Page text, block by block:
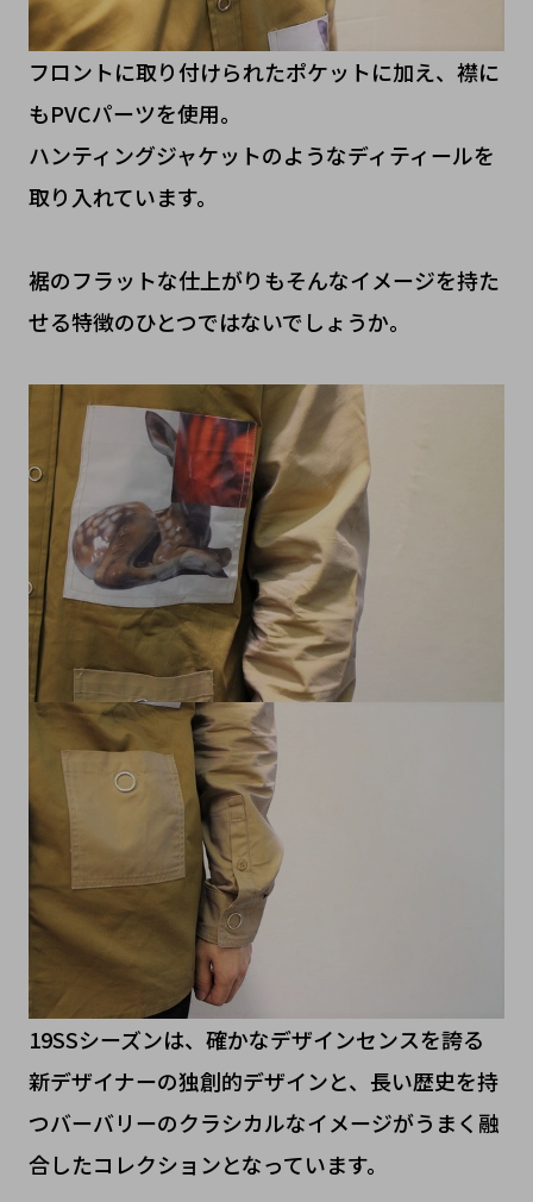
フロントに取り付けられたポケットに加え、襟に
もPVCパーツを使用。
ハンティングジャケットのようなディティールを
取り入れています。
裾のフラットな仕上がりもそんなイメージを持た
せる特徴のひとつではないでしょうか。
19SSシーズンは、確かなデザインセンスを誇る
新デザイナーの独創的デザインと、長い歴史を持
つバーバリーのクラシカルなイメージがうまく融
合したコレクションとなっています。